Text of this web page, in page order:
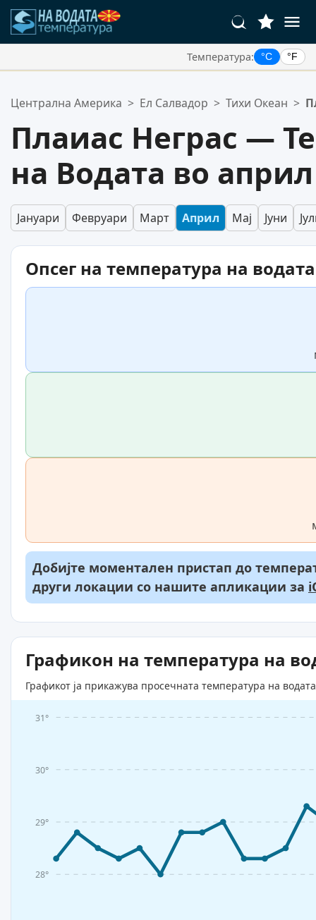
Температура: °C °F
Вашата листа со омилени е празна.
Централна Америка > Ел Салвадор > Тихи Океан >
Плаиас Неграс —
на Водата во април
Јануари Февруари Март Април Мај Јуни
Опсег на температура на водата
Добијте моментален пристап до
други локации со нашите апликации за
Графикон на температура на
Графикот ја прикажува просечната температура на
28°
29°
30°
31°